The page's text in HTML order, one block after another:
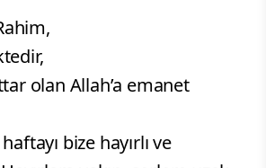
olan Allah’a emanet
bize hayırlı ve